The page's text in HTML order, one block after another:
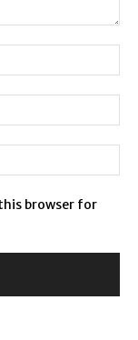
browser for